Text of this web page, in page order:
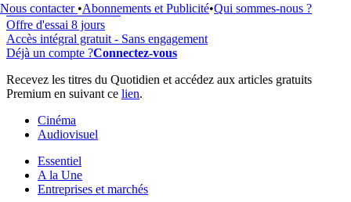
Nous contacter •Abonnements et Publicité•Qui sommes-nous ?
S'abonner à Satellifacts
Offre d'essai 8 jours
Accès intégral gratuit - Sans engagement
Déjà un compte ?Connectez-vous
Recevez les titres du Quotidien et accédez aux articles gratuits
Premium en suivant ce lien.
Cinéma
Audiovisuel
Essentiel
A la Une
Entreprises et marchés